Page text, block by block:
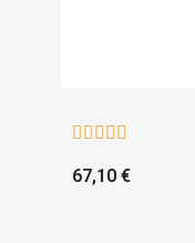
    
67,10 €